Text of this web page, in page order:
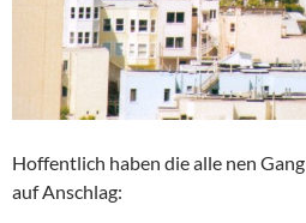
Hoffentlich haben die alle nen
auf Anschlag: